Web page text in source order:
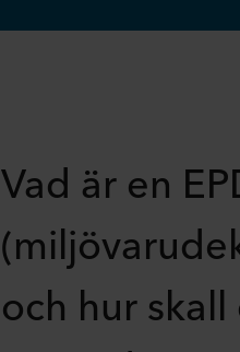
Vad är en
och hur skall